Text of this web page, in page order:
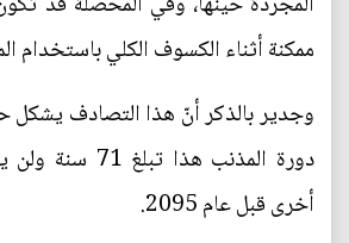
ممكنة أثناء الكسوف الكلي باستخدام
وجدير بالذكر أنّ هذا التصادف يشكل
دورة المذنب هذا
أخرى قبل عام 2095.